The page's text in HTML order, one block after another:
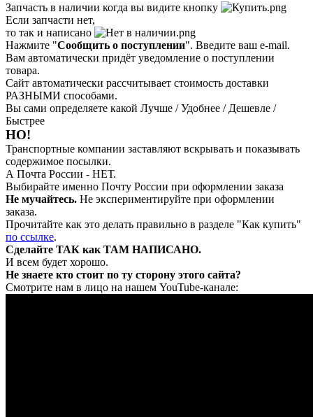
Запчасть в наличии когда вы видите кнопку
Если запчасти нет,
то так и написано
Нажмите "Сообщить о поступлении". Введите ваш e-mail.
Вам автоматически придёт уведомление о поступлении
товара.
Сайт автоматически рассчитывает стоимость доставки
РАЗНЫМИ способами.
Вы сами определяете какой Лучше / Удобнее / Дешевле /
Быстрее
НО!
Транспортные компании заставляют вскрывать и показывать
содержимое посылки.
А Почта России - НЕТ.
Выбирайте именно Почту России при оформлении заказа
Не мучайтесь. Не экспериментируйте при оформлении
заказа.
Прочитайте как это делать правильно в разделе "Как купить"
по ссылке.
Сделайте ТАК как ТАМ НАПИСАНО.
И всем будет хорошо.
Не знаете кто стоит по ту сторону этого сайта?
Смотрите нам в лицо на нашем YouTube-канале: